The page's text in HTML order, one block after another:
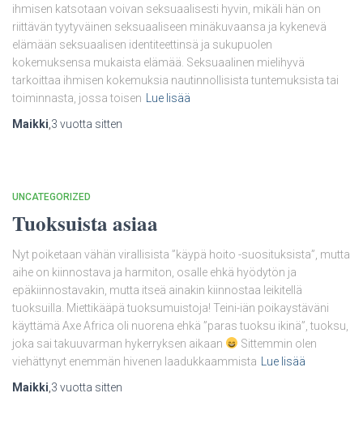
ihmisen katsotaan voivan seksuaalisesti hyvin, mikäli hän on
riittävän tyytyväinen seksuaaliseen minäkuvaansa ja kykenevä
elämään seksuaalisen identiteettinsä ja sukupuolen
kokemuksensa mukaista elämää. Seksuaalinen mielihyvä
tarkoittaa ihmisen kokemuksia nautinnollisista tuntemuksista tai
toiminnasta, jossa toisen
Lue lisää
Maikki 3 vuotta sitten
UNCATEGORIZED
Tuoksuista asiaa
Nyt poiketaan vähän virallisista ”käypä hoito -suosituksista”, mutta
aihe on kiinnostava ja harmiton, osalle ehkä hyödytön ja
epäkiinnostavakin, mutta itseä ainakin kiinnostaa leikitellä
tuoksuilla. Miettikääpä tuoksumuistoja! Teini-iän poikaystäväni
käyttämä Axe Africa oli nuorena ehkä ”paras tuoksu ikinä”, tuoksu,
joka sai takuuvarman hykerryksen aikaan
Sittemmin olen
viehättynyt enemmän hivenen laadukkaammista
Lue lisää
Maikki 3 vuotta sitten